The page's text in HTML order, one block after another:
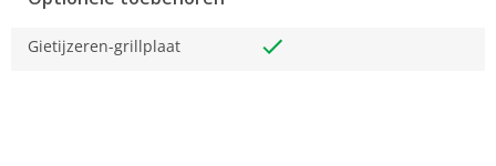
Gietijzeren-grillplaat